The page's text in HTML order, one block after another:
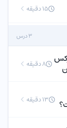
15 دقیقه
3 درس
8 دقیقه
13 دقیقه